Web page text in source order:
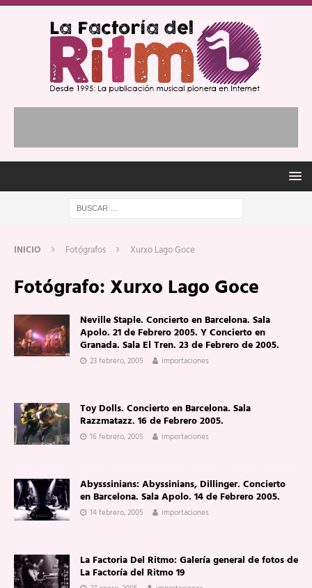
INICIO Fotógrafos Xurxo Lago Goce
Fotógrafo: Xurxo Lago Goce
Neville Staple. Concierto en Barcelona. Sala
Apolo. 21 de Febrero 2005. Y Concierto en
Granada. Sala El Tren. 23 de Febrero de 2005.
23 febrero, 2005 importaciones
Toy Dolls. Concierto en Barcelona. Sala
Razzmatazz. 16 de Febrero 2005.
16 febrero, 2005 importaciones
Abysssinians: Abyssinians, Dillinger. Concierto
en Barcelona. Sala Apolo. 14 de Febrero 2005.
14 febrero, 2005 importaciones
La Factoria Del Ritmo: Galería general de fotos de
La Factoría del Ritmo 19